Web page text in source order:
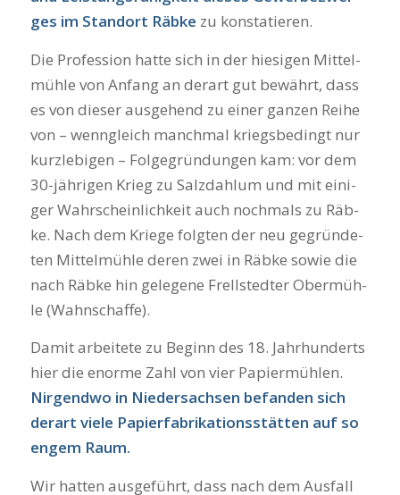
ges im Stand­ort Räb­ke zu kon­sta­tie­ren.
Die Pro­fes­si­on hat­te sich in der hie­si­gen Mit­tel­
müh­le von Anfang an der­art gut bewährt, dass
es von die­ser aus­ge­hend zu einer gan­zen Rei­he
von – wenn­gleich manch­mal kriegs­be­dingt nur
kurz­le­bi­gen – Fol­ge­grün­dun­gen kam: vor dem
30-jäh­ri­gen Krieg zu Salz­dah­lum und mit eini­
ger Wahr­schein­lich­keit auch noch­mals zu Räb­
ke. Nach dem Krie­ge folg­ten der neu gegrün­de­
ten Mit­tel­müh­le deren zwei in Räb­ke sowie die
nach Räb­ke hin gele­ge­ne Frell­sted­ter Ober­müh­
le (Wahn­schaf­fe).
Damit arbei­te­te zu Beginn des 18. Jahr­hun­derts
hier die enor­me Zahl von vier Papier­müh­len.
Nir­gend­wo in Nie­der­sach­sen befan­den sich
der­art vie­le Papier­fa­bri­ka­ti­ons­stät­ten auf so
engem Raum.
Wir hat­ten aus­ge­führt, dass nach dem Aus­fall